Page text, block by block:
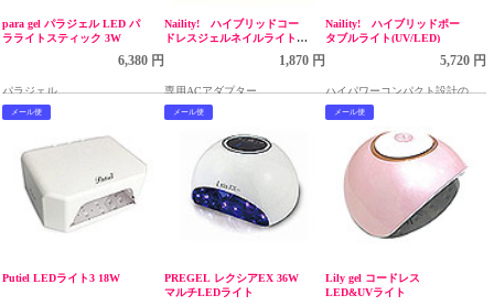
para gel パラジェル LED パ
ラライトスティック 3W
6,380 円
パラジェル
Naility! ハイブリッドコー
ドレスジェルネイルライト
1,870 円
専用ACアダプター
Naility! ハイブリッドポー
タブルライト(UV/LED)
5,720 円
ハイパワーコンパクト設計のハ
イブリッドライト
メール便
Putiel LEDライト3 18W
メール便
PREGEL レクシアEX 36W
マルチLEDライト
メール便
Lily gel コードレス
LED&UVライト